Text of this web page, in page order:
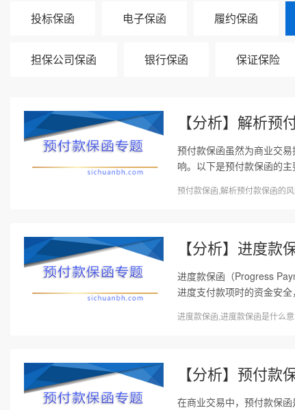
投标保函 电子保函 履约保函
担保公司保函 银行保函 保证保险
【分析】解析预
预付款保函虽然为商业交
响。以下是预付款保函的
预付款保函,解析预付款保函的
【分析】进度款
进度款保函（Progress
进度支付款项时的资金安
进度款保函,进度款保函是什么
【分析】预付款
在商业交易中，预付款保